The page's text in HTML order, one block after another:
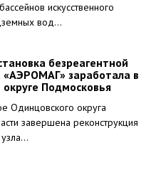
искусственного
вод...
безреагентной
«АЭРОМАГ» заработала в
Подмосковья
Одинцовского округа
завершена реконструкция